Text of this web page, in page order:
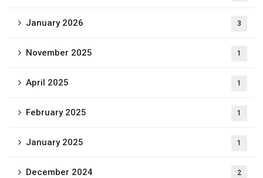
January 2026 3
November 2025 1
April 2025 1
February 2025 1
January 2025 1
December 2024 2